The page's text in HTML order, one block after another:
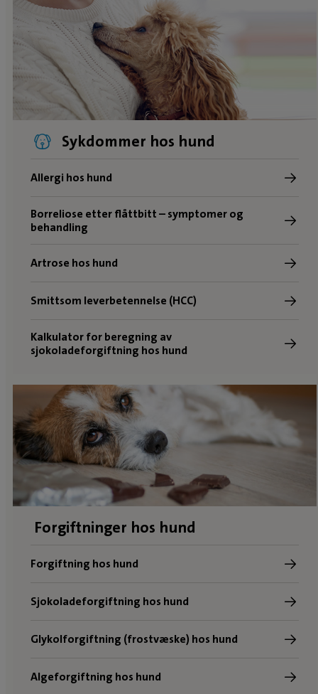
Sykdommer hos hund
Allergi hos hund
Borreliose etter flåttbitt – symptomer og
behandling
Artrose hos hund
Smittsom leverbetennelse (HCC)
Kalkulator for beregning av
sjokoladeforgiftning hos hund
Forgiftninger hos hund
Forgiftning hos hund
Sjokoladeforgiftning hos hund
Glykolforgiftning (frostvæske) hos hund
Algeforgiftning hos hund